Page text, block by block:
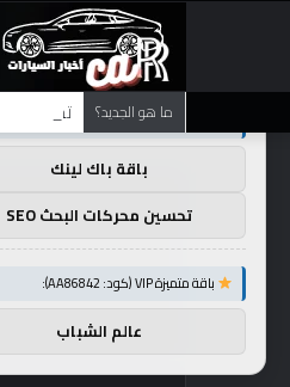
ما هو الجديد؟ تضع شركة BMW منافستها من الفئة G في حالة انتظار مع وصول الرياح المعاكسة في الصين إلى موطنها
توصيات :
باقة متميزة VIP (كود: AA11138):
باقة باك لينك
تحسين محركات البحث SEO
باقة متميزة VIP (كود: AA86842):
عالم الشباب